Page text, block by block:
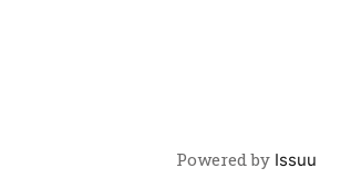
Powered by Issuu